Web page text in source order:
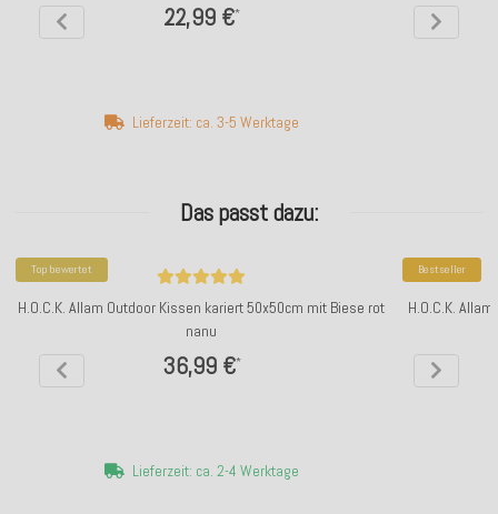
22,99 €*
Lieferzeit: ca. 3-5 Werktage
Das passt dazu:
Top bewertet
H.O.C.K. Allam Outdoor Kissen kariert 50x50cm mit Biese rot
nanu
36,99 €*
Lieferzeit: ca. 2-4 Werktage
Bestseller
H.O.C.K.